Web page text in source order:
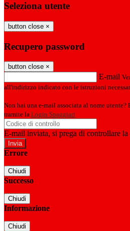
Seleziona utente
button close ×
Recupero password
button close ×
E-mail
all'indirizzo indicato con le istruzioni
Non hai una e-mail associata al nome utente?
tramite la Login Spaggiari
E-mail inviata, si prega di controllare la
Errore
Chiudi
Successo
Chiudi
Informazione
Chiudi